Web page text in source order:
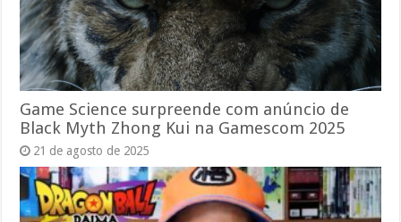
Game Science surpreende com anúncio de
Black Myth Zhong Kui na Gamescom 2025
21 de agosto de 2025